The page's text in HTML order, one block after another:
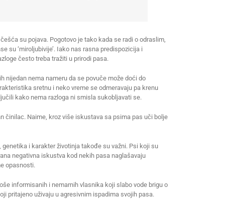
su pojava. Pogotovo je tako kada se radi o odraslim,
su ‘miroljubivije’. Iako nas rasna predispozicija i
često treba tražiti u prirodi pasa.
nijedan nema nameru da se povuče može doći do
sretnu i neko vreme se odmeravaju pa krenu
kako nema razloga ni smisla sukobljavati se.
činilac. Naime, kroz više iskustava sa psima pas uči bolje
i karakter životinja takođe su važni. Psi koji su
negativna iskustva kod nekih pasa naglašavaju
opasnosti.
informisanih i nemarnih vlasnika koji slabo vode brigu o
pritajeno uživaju u agresivnim ispadima svojih pasa.